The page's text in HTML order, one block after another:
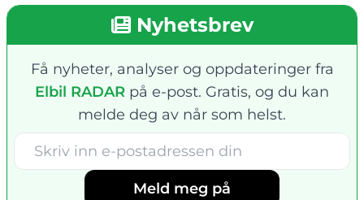
Nyhetsbrev
Få nyheter, analyser og oppdateringer fra
Elbil RADAR på e-post. Gratis, og du kan
melde deg av når som helst.
Meld meg på